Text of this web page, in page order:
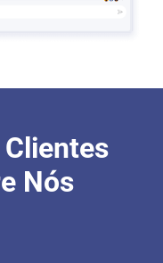
Clientes
Nós